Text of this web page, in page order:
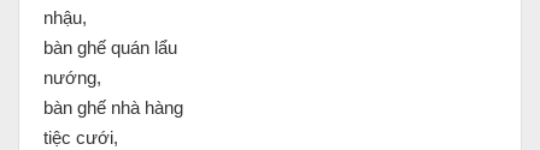
nhậu,
bàn ghế quán lẩu
nướng,
bàn ghế nhà hàng
tiệc cưới,